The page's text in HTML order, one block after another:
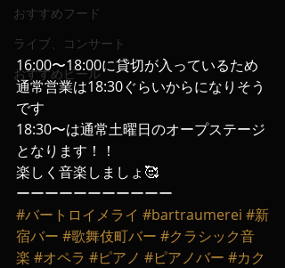
おすすめフード
ライブ、コンサート
おすすめビール
16:00〜18:00に貸切が入っているため
通常営業は18:30ぐらいからになりそう
です
18:30〜は通常土曜日のオープステージ
となります！！
楽しく音楽しましょ🥰
ーーーーーーーーーーー
#バートロイメライ #bartraumerei #新
宿バー #歌舞伎町バー #クラシック音
楽 #オペラ #ピアノ #ピアノバー #カク